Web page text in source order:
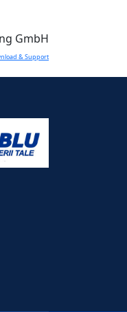
GmbH
& Support